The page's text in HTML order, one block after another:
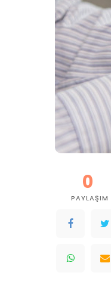
0
PAYLAŞIM